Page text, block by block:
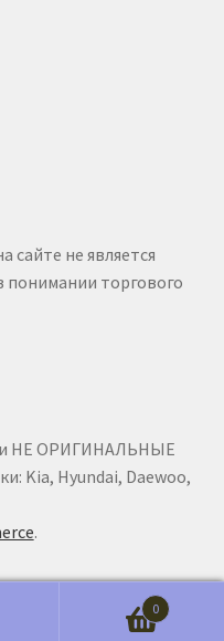
сайте не является
торгового
НЕ ОРИГИНАЛЬНЫЕ
Kia, Hyundai, Daewoo,
.
0